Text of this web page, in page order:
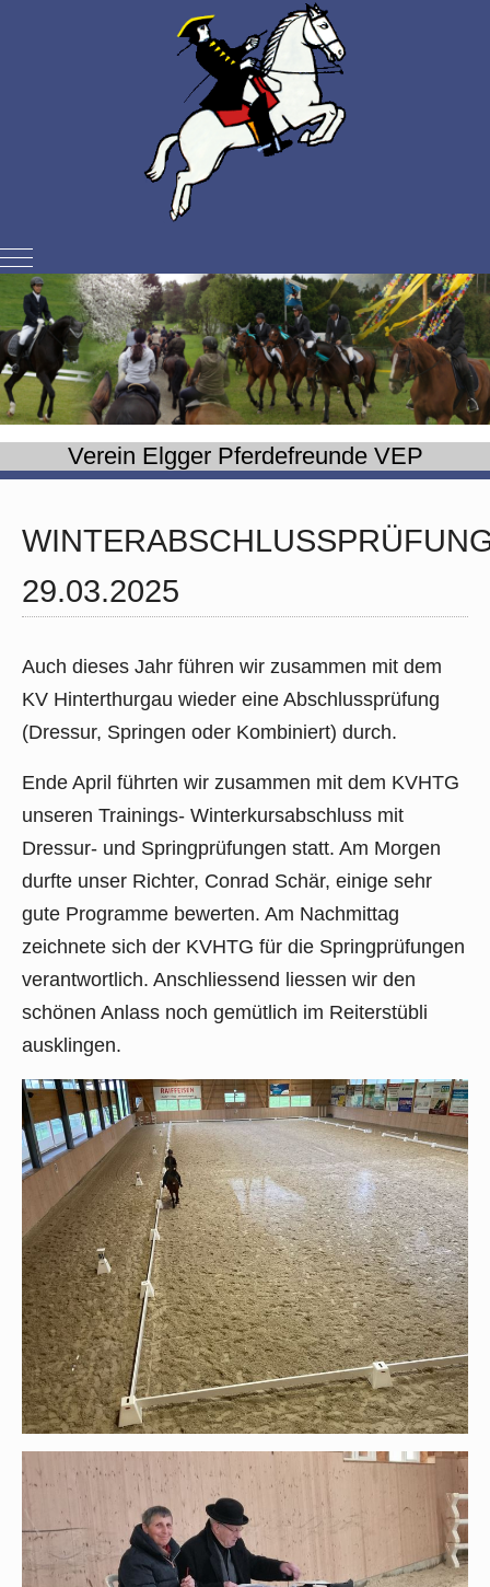
Mobile Menu Toggle
Verein Elgger Pferdefreunde VEP
29.03.2025
Auch dieses Jahr führen wir zusammen mit dem
KV Hinterthurgau wieder eine Abschlussprüfung
(Dressur, Springen oder Kombiniert) durch.
Ende April führten wir zusammen mit dem KVHTG
unseren Trainings- Winterkursabschluss mit
Dressur- und Springprüfungen statt. Am Morgen
durfte unser Richter, Conrad Schär, einige sehr
gute Programme bewerten. Am Nachmittag
zeichnete sich der KVHTG für die Springprüfungen
verantwortlich. Anschliessend liessen wir den
schönen Anlass noch gemütlich im Reiterstübli
ausklingen.